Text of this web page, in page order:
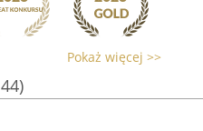
Pokaż więcej >>